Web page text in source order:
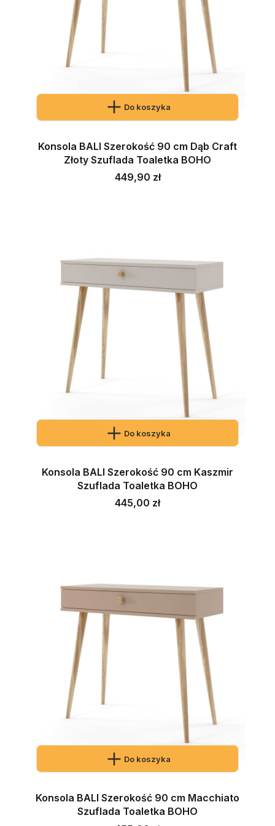
Do koszyka
Konsola BALI Szerokość 90 cm Dąb Craft
Złoty Szuflada Toaletka BOHO
Cena
449,90 zł
Do koszyka
Konsola BALI Szerokość 90 cm Kaszmir
Szuflada Toaletka BOHO
Cena
445,00 zł
Do koszyka
Konsola BALI Szerokość 90 cm Macchiato
Szuflada Toaletka BOHO